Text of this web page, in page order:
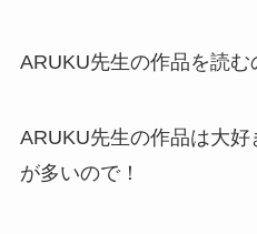
ARUKU先生の作品を読む
ARUKU先生の作品は大
が多いので！